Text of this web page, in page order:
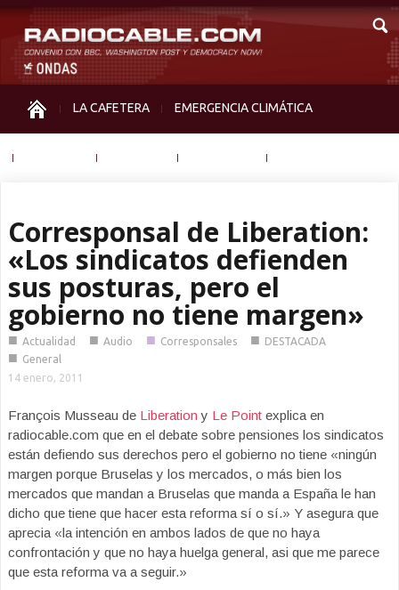
LA CAFETERA EMERGENCIA CLIMÁTICA
Corresponsal de Liberation:
«Los sindicatos defienden
sus posturas, pero el
gobierno no tiene margen»
■ Actualidad ■ Audio ■ Corresponsales ■ DESTACADA
■ General
14 enero, 2011
François Musseau de Liberation y Le Point explica en
radiocable.com que en el debate sobre pensiones los sindicatos
están defiendo sus derechos pero el gobierno no tiene «ningún
margen porque Bruselas y los mercados, o más bien los
mercados que mandan a Bruselas que manda a España le han
dicho que tiene que hacer esta reforma sí o sí.» Y asegura que
aprecia «la intención en ambos lados de que no haya
confrontación y que no haya huelga general, asi que me parece
que esta reforma va a seguir.»